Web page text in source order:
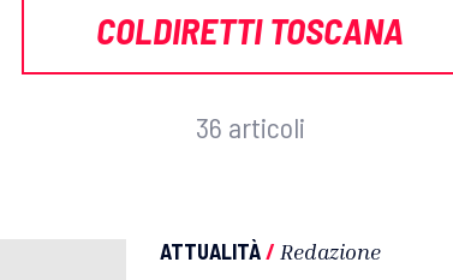
COLDIRETTI TOSCANA
36 articoli
ATTUALITÀ/ Redazione